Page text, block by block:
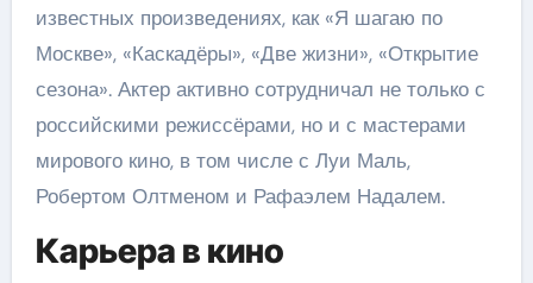
известных произведениях, как «Я шагаю по
Москве», «Каскадёры», «Две жизни», «Открытие
сезона». Актер активно сотрудничал не только с
российскими режиссёрами, но и с мастерами
мирового кино, в том числе с Луи Маль,
Робертом Олтменом и Рафаэлем Надалем.
Карьера в кино